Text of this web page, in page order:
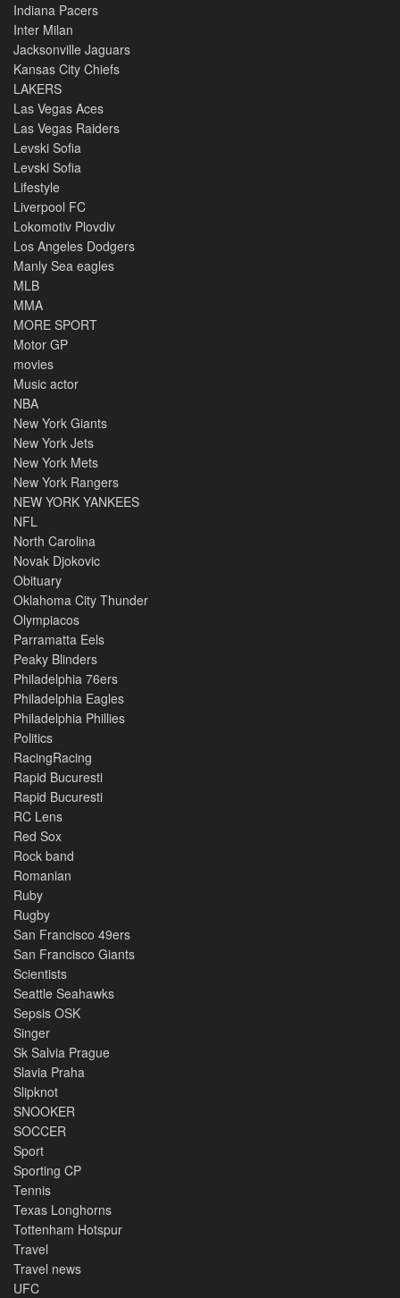
Indiana Pacers
Inter Milan
Jacksonville Jaguars
Kansas City Chiefs
LAKERS
Las Vegas Aces
Las Vegas Raiders
Levski Sofia
Levski Sofia
Lifestyle
Liverpool FC
Lokomotiv Plovdiv
Los Angeles Dodgers
Manly Sea eagles
MLB
MMA
MORE SPORT
Motor GP
movies
Music actor
NBA
New York Giants
New York Jets
New York Mets
New York Rangers
NEW YORK YANKEES
NFL
North Carolina
Novak Djokovic
Obituary
Oklahoma City Thunder
Olympiacos
Parramatta Eels
Peaky Blinders
Philadelphia 76ers
Philadelphia Eagles
Philadelphia Phillies
Politics
RacingRacing
Rapid Bucuresti
Rapid Bucuresti
RC Lens
Red Sox
Rock band
Romanian
Ruby
Rugby
San Francisco 49ers
San Francisco Giants
Scientists
Seattle Seahawks
Sepsis OSK
Singer
Sk Salvia Prague
Slavia Praha
Slipknot
SNOOKER
SOCCER
Sport
Sporting CP
Tennis
Texas Longhorns
Tottenham Hotspur
Travel
Travel news
UFC